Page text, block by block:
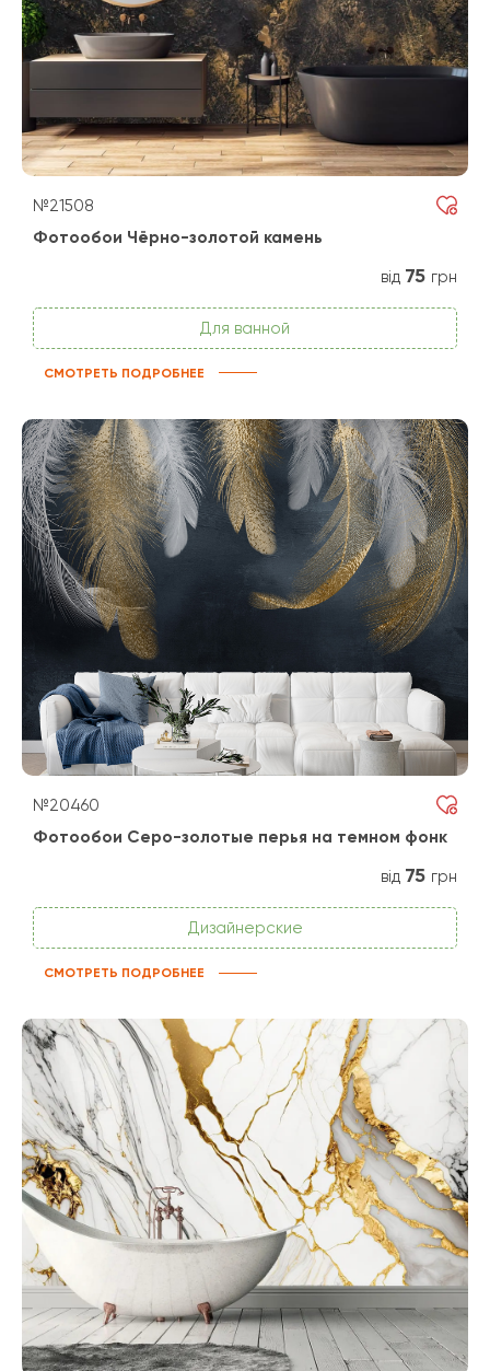
№21508
Фотообои Чёрно-золотой камень
від 75 грн
Для ванной
СМОТРЕТЬ ПОДРОБНЕЕ
№20460
Фотообои Серо-золотые перья на темном фонк
від 75 грн
Дизайнерские
СМОТРЕТЬ ПОДРОБНЕЕ